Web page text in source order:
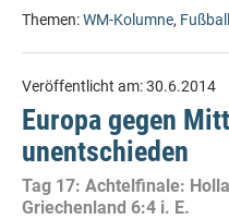
Themen:WM-Kolumne,
Veröffentlicht am:30.6.2014
Europa gegen
unentschieden
Tag 17: Achtelfinale:
Griechenland 6:4 i. E.